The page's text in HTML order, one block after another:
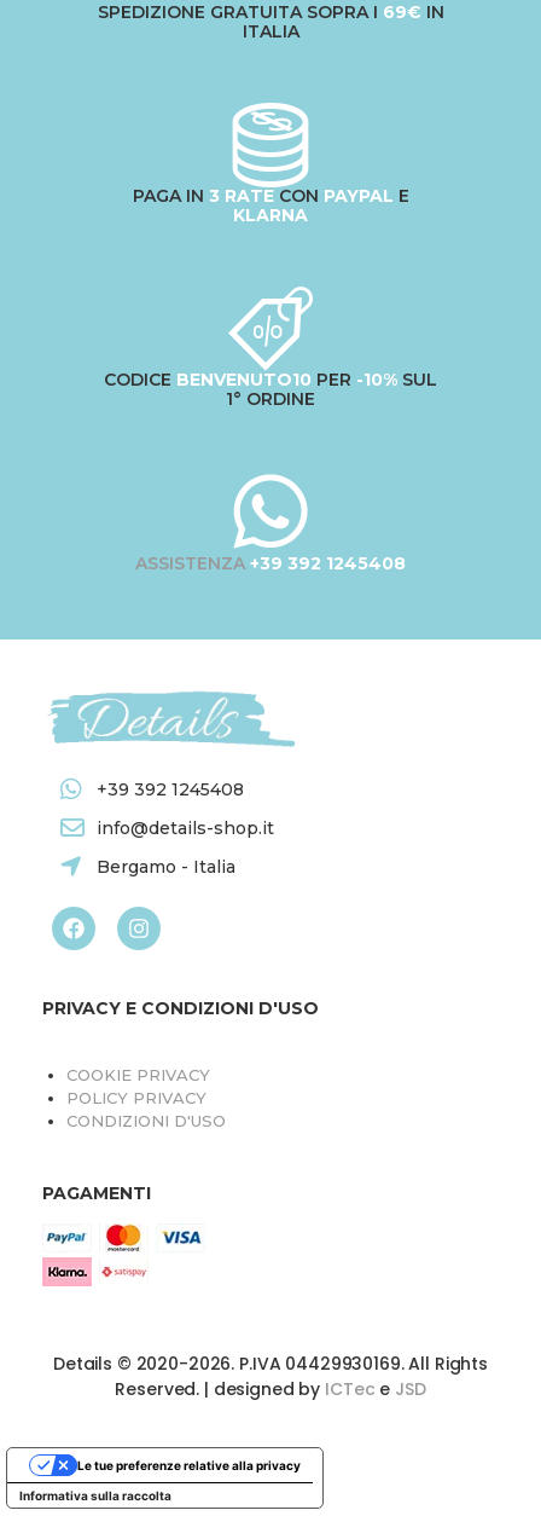
SPEDIZIONE GRATUITA SOPRA I 69€ IN
ITALIA
PAGA IN 3 RATECON PAYPAL E
KLARNA
CODICE BENVENUTO10 PER -10% SUL
1° ORDINE
ASSISTENZA +39 392 1245408
+39 392 1245408
info@details-shop.it
Bergamo - Italia
PRIVACY E CONDIZIONI D'USO
COOKIE PRIVACY
POLICY PRIVACY
CONDIZIONI D'USO
PAGAMENTI
Details © 2020-2026. P.IVA 04429930169. All Rights
Reserved. | designed by ICTec e JSD
Informativa sulla raccolta
Le tue preferenze relative alla privacy